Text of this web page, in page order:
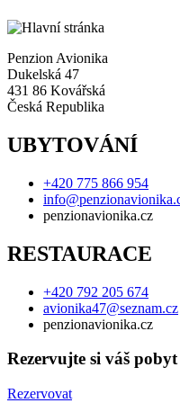
Penzion Avionika
Dukelská 47
431 86 Kovářská
Česká Republika
UBYTOVÁNÍ
+420 775 866 954
penzionavionika.cz
RESTAURACE
+420 792 205 674
avionika47@seznam.cz
penzionavionika.cz
Rezervujte si váš
Rezervovat